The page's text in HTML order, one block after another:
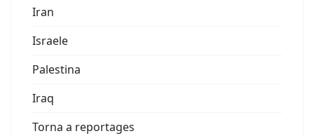
Iran
Israele
Palestina
Iraq
Torna a reportages